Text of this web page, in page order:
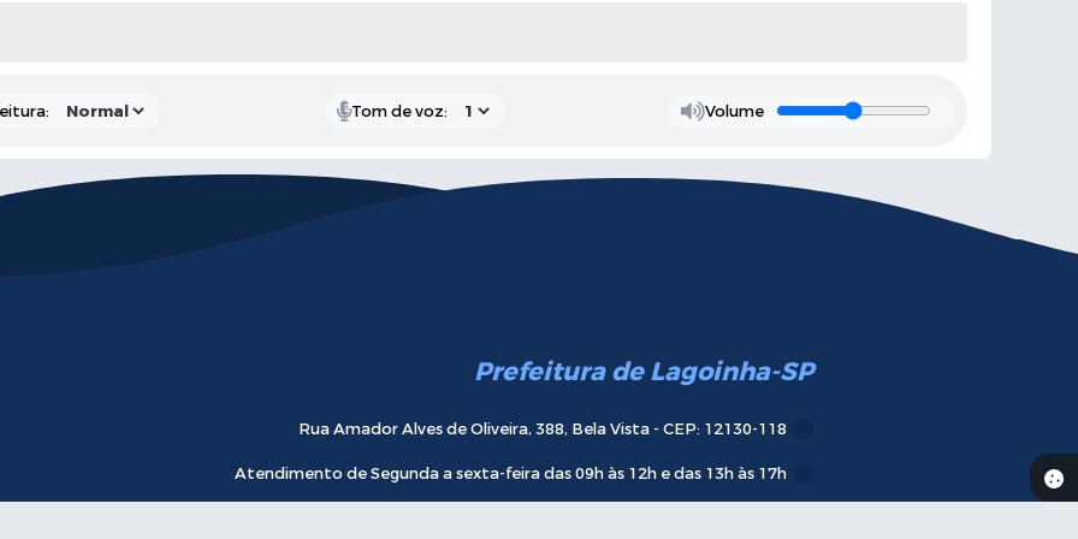
Tom de voz: Volume
Prefeitura de Lagoinha-SP
Rua Amador Alves de Oliveira, 388, Bela Vista - CEP: 12130-118
Atendimento de Segunda a sexta-feira das 09h às 12h e das 13h às 17h